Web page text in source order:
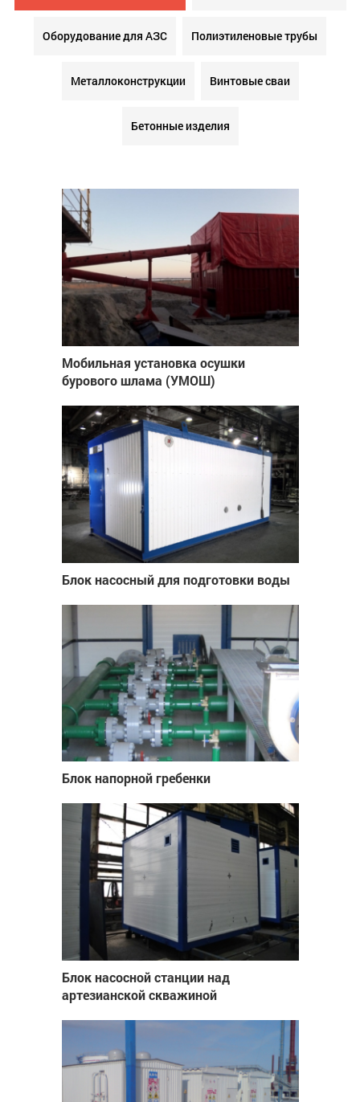
Оборудование для АЗС Полиэтиленовые трубы
Металлоконструкции Винтовые сваи
Бетонные изделия
Мобильная установка осушки
бурового шлама (УМОШ)
Блок насосный для подготовки воды
Блок напорной гребенки
Блок насосной станции над
артезианской скважиной